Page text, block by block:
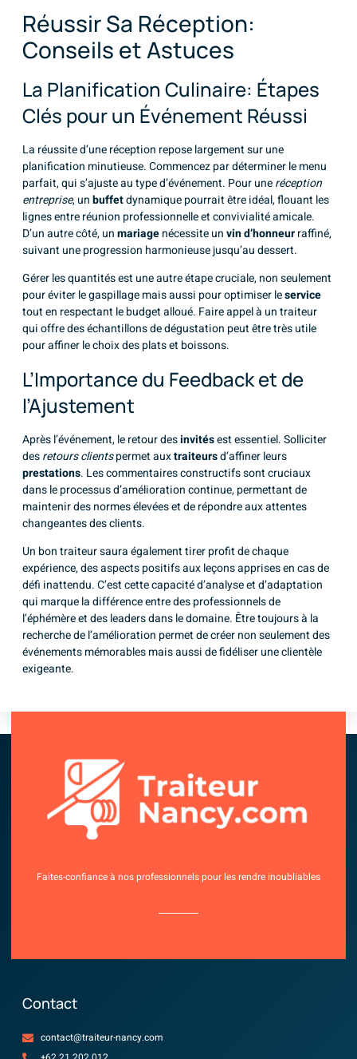
Réussir Sa Réception:
Conseils et Astuces
La Planification Culinaire: Étapes
Clés pour un Événement Réussi
La réussite d’une réception repose largement sur une
planification minutieuse. Commencez par déterminer le menu
parfait, qui s’ajuste au type d’événement. Pour uneréception
entreprise, unbuffetdynamique pourrait être idéal, flouant les
lignes entre réunion professionnelle et convivialité amicale.
D’un autre côté, unmariagenécessite unvin d’honneurraffiné,
suivant une progression harmonieuse jusqu’au dessert.
Gérer les quantités est une autre étape cruciale, non seulement
pour éviter le gaspillage mais aussi pour optimiser leservice
tout en respectant le budget alloué. Faire appel à un traiteur
qui offre des échantillons de dégustation peut être très utile
pour affiner le choix des plats et boissons.
L’Importance du Feedback et de
l’Ajustement
Après l’événement, le retour desinvitésest essentiel. Solliciter
desretours clientspermet auxtraiteursd’affiner leurs
prestations. Les commentaires constructifs sont cruciaux
dans le processus d’amélioration continue, permettant de
maintenir des normes élevées et de répondre aux attentes
changeantes des clients.
Un bon traiteur saura également tirer profit de chaque
expérience, des aspects positifs aux leçons apprises en cas de
défi inattendu. C’est cette capacité d’analyse et d’adaptation
qui marque la différence entre des professionnels de
l’éphémère et des leaders dans le domaine. Être toujours à la
recherche de l’amélioration permet de créer non seulement des
événements mémorables mais aussi de fidéliser une clientèle
exigeante.
Contact
contact@traiteur-nancy.com
Faites-confiance à nos professionnels pour les rendre inoubliables